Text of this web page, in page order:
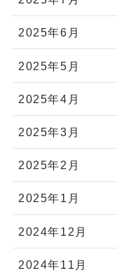
2025年6月
2025年5月
2025年4月
2025年3月
2025年2月
2025年1月
2024年12月
2024年11月